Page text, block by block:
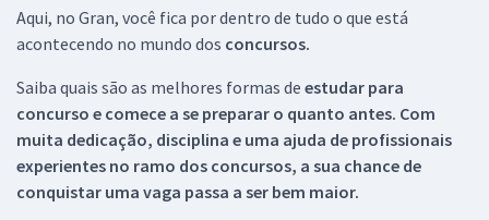
Aqui, no Gran, você fica por dentro de tudo o que está
acontecendo no mundo dos concursos.
Saiba quais são as melhores formas de estudar para
concurso e comece a se preparar o quanto antes. Com
muita dedicação, disciplina e uma ajuda de profissionais
experientes no ramo dos concursos, a sua chance de
conquistar uma vaga passa a ser bem maior.